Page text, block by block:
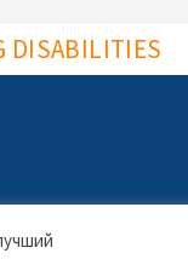
DISABILITIES